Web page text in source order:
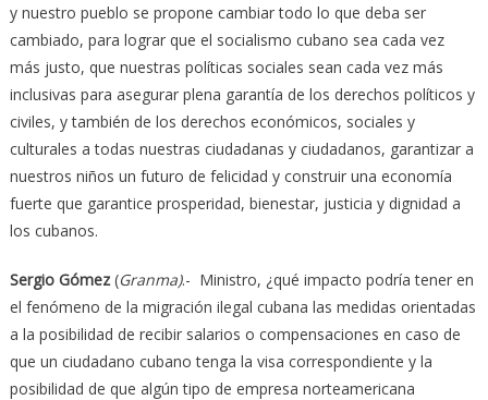
y nuestro pueblo se propone cambiar todo lo que deba ser
cambiado, para lograr que el socialismo cubano sea cada vez
más justo, que nuestras políticas sociales sean cada vez más
inclusivas para asegurar plena garantía de los derechos políticos y
civiles, y también de los derechos económicos, sociales y
culturales a todas nuestras ciudadanas y ciudadanos, garantizar a
nuestros niños un futuro de felicidad y construir una economía
fuerte que garantice prosperidad, bienestar, justicia y dignidad a
los cubanos.
Sergio Gómez(Granma).- Ministro, ¿qué impacto podría tener en
el fenómeno de la migración ilegal cubana las medidas orientadas
a la posibilidad de recibir salarios o compensaciones en caso de
que un ciudadano cubano tenga la visa correspondiente y la
posibilidad de que algún tipo de empresa norteamericana